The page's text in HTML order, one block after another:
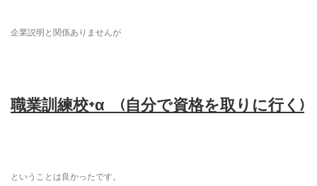
企業説明と関係ありませんが
職業訓練校+α (自分で資格を取りに行く)
ということは良かったです。